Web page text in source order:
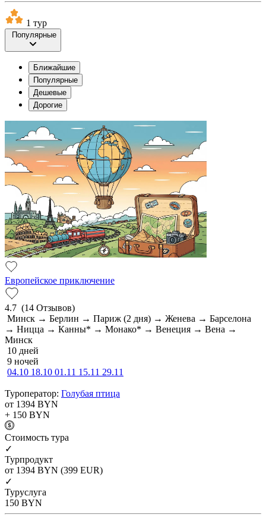
1 тур
Популярные
Ближайшие
Популярные
Дешевые
Дорогие
Европейское приключение
4.7 (14 Отзывов)
Минск → Берлин → Париж (2 дня) → Женева → Барселона
→ Ницца → Канны* → Монако* → Венеция → Вена →
Минск
10 дней
9 ночей
04.10 18.10 01.11 15.11 29.11
Туроператор: Голубая птица
от 1394 BYN
+ 150 BYN
Cтоимость тура
✓
Турпродукт
от 1394 BYN (399 EUR)
✓
Туруслуга
150 BYN